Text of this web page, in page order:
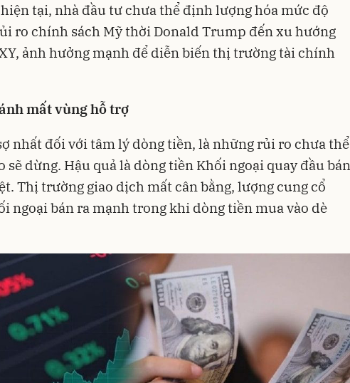
tại, nhà đầu tư chưa thể định lượng hóa mức độ
ro chính sách Mỹ thời Donald Trump đến xu hướng
ảnh hưởng mạnh để diễn biến thị trường tài chính
mất vùng hỗ trợ
nhất đối với tâm lý dòng tiền, là những rủi ro chưa thể
sẽ dừng. Hậu quả là dòng tiền Khối ngoại quay đầu bán
Thị trường giao dịch mất cân bằng, lượng cung cổ
ngoại bán ra mạnh trong khi dòng tiền mua vào dè